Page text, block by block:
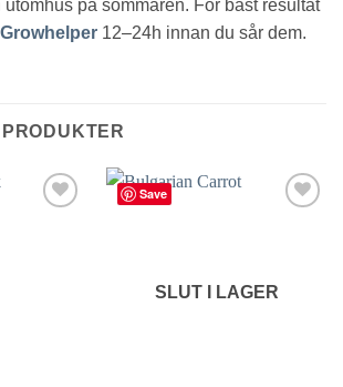
på sommaren. För bäst resultat
Growhelper 12–24h innan du sår dem.
Save
SLUT I LAGER